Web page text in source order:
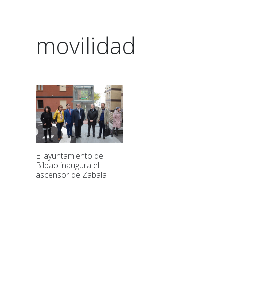
movilidad
El ayuntamiento de
Bilbao inaugura el
ascensor de Zabala